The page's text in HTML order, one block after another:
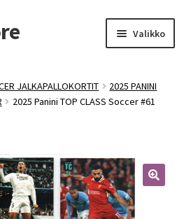
Valikko
JALKAPALLOKORTIT
2025 PANINI
2025 Panini TOP CLASS Soccer #61